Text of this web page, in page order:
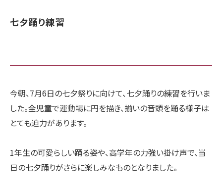
七夕踊り練習
今朝、7月6日の七夕祭りに向けて、七夕踊りの練習を行いま
した。全児童で運動場に円を描き、揃いの音頭を踊る様子は
とても迫力があります。
1年生の可愛らしい踊る姿や、高学年の力強い掛け声で、当
日の七夕踊りがさらに楽しみなものとなりました。